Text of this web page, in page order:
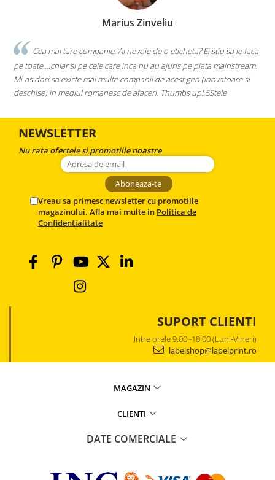
Marius Zinveliu
Cea mai tare companie. Ai nevoie de o eticheta? Ei stiu sa le faca
pe toate....chiar si pe cele care inca nu au ajuns pe piata mainstream.
Mi-as dori sa existe mai multe companii de acest gen (inovatoare si
deschise) in mediul romanesc de afaceri. Thumbs up! 5Stele
NEWSLETTER
Nu rata ofertele si promotiile noastre
Vreau sa primesc newsletter cu promotiile
magazinului. Afla mai multe in Politica de
Confidentialitate
SUPORT CLIENTI
Intre orele 9:00 -18:00 (Luni-Vineri)
labelshop@labelprint.ro
MAGAZIN
CLIENTI
DATE COMERCIALE